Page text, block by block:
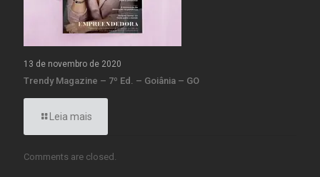
13 de novembro de 2020
Trendy Magazine – 7º Ed. – Goiânia – GO
Leia mais
Comments are closed.